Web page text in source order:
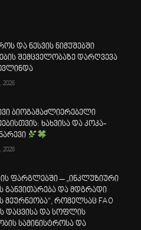
და ნესვის ნიმუშებში
შემცველობაზე დარღვევა
2026
ბიოგამაძლიერებელი
ხახვისა და კოკა-
2026
ფარგლებში – „ინკლუზიური
განვითარება და მდგრადი
რომელსაც FAO
დაცვისა და სოფლის
სამინისტროსა და